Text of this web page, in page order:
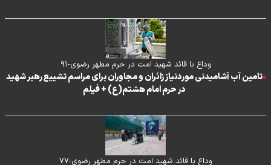
وداع با قائد شهید امت در حرم مطهر رضوی-۹۱
تامین آب آشامیدنی موردنیاز زائران و مجاوران برای مراسم تشییع رهبر شهید
در حرم امام هشتم(ع) + فیلم
وداع با قائد شهید امت در حرم مطهر رضوی-۷۷